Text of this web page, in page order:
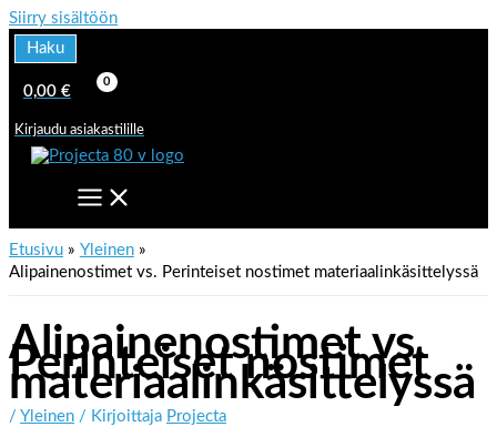
Siirry sisältöön
Haku
0,00 €
Kirjaudu asiakastilille
Etusivu
Yleinen
Alipainenostimet vs. Perinteiset nostimet materiaalinkäsittelyssä
Alipainenostimet vs.
Perinteiset nostimet
materiaalinkäsittelyssä
/ Yleinen / Kirjoittaja Projecta